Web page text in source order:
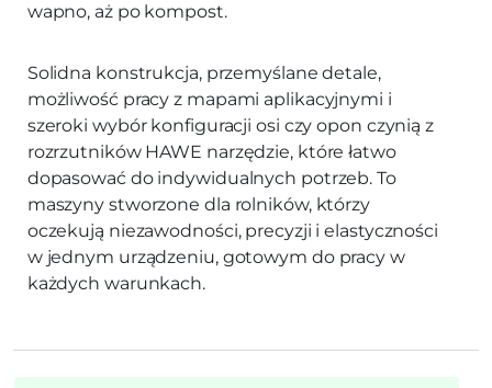
wapno, aż po kompost.
Solidna konstrukcja, przemyślane detale,
możliwość pracy z mapami aplikacyjnymi i
szeroki wybór konfiguracji osi czy opon czynią z
rozrzutników HAWE narzędzie, które łatwo
dopasować do indywidualnych potrzeb. To
maszyny stworzone dla rolników, którzy
oczekują niezawodności, precyzji i elastyczności
w jednym urządzeniu, gotowym do pracy w
każdych warunkach.